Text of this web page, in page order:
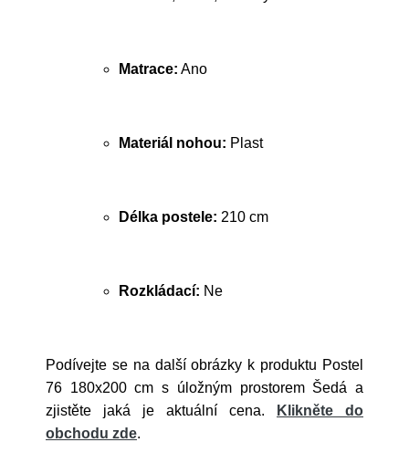
Matrace: Ano
Materiál nohou: Plast
Délka postele: 210 cm
Rozkládací: Ne
Podívejte se na další obrázky k produktu Postel
76 180x200 cm s úložným prostorem Šedá a
zjistěte jaká je aktuální cena.
Klikněte do
obchodu zde.